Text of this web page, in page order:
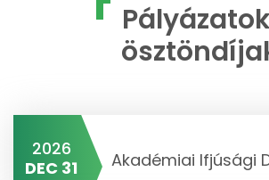
2026
DEC 31
Akadémiai Ifjúsági